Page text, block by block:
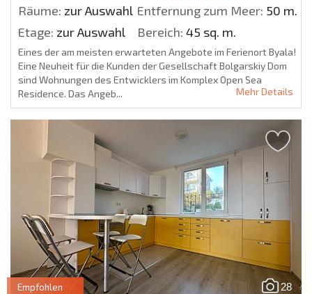
Räume: zur Auswahl Entfernung zum Meer: 50 m.
Etage: zur Auswahl Bereich: 45 sq. m.
Eines der am meisten erwarteten Angebote im Ferienort Byala!
Eine Neuheit für die Kunden der Gesellschaft Bolgarskiy Dom
sind Wohnungen des Entwicklers im Komplex Open Sea
Residence. Das Angeb...
Mehr Details
28
Empfohlen